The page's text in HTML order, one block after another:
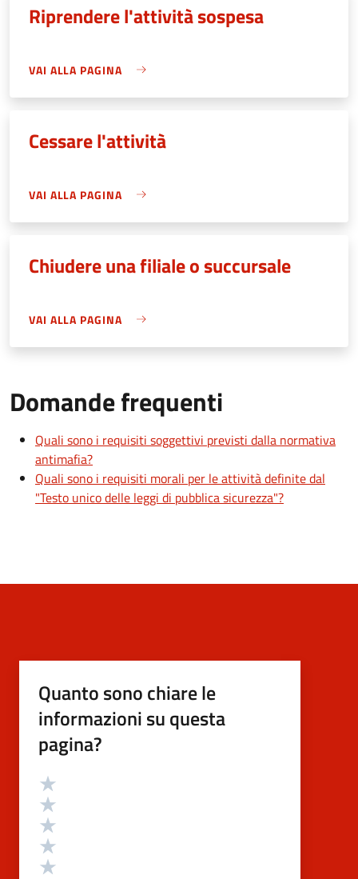
Riprendere l'attività sospesa
VAI ALLA PAGINA
Cessare l'attività
VAI ALLA PAGINA
Chiudere una filiale o succursale
VAI ALLA PAGINA
Domande frequenti
Quali sono i requisiti soggettivi previsti dalla normativa
antimafia?
Quali sono i requisiti morali per le attività definite dal
"Testo unico delle leggi di pubblica sicurezza"?
Quanto sono chiare le
informazioni su questa
pagina?
Valutazione